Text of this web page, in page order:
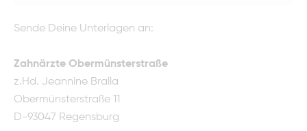
Sende Deine Unterlagen an:
Zahnärzte Obermünsterstraße
z.Hd. Jeannine Bralla
Obermünsterstraße 11
D-93047 Regensburg